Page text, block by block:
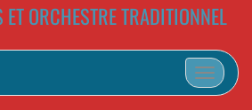
ORCHESTRE TRADITIONNEL
Afficher/